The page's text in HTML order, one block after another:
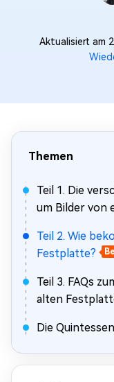
Aktualisiert am
Themen
Teil 1. Die
um Bilder von
Teil 2. Wie
Festplatte?
Teil 3. FAQs
alten
Die